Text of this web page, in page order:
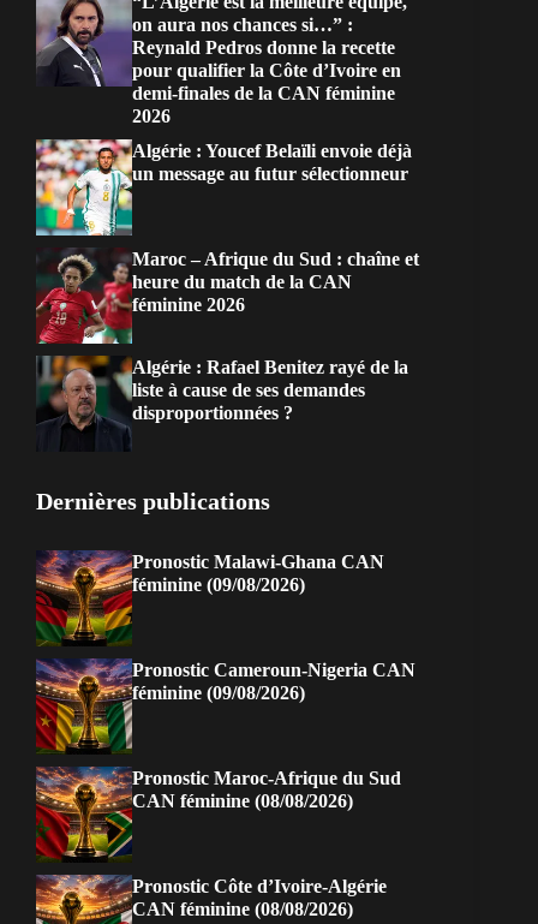
on aura nos chances si…” :
Reynald Pedros donne la recette
pour qualifier la Côte d’Ivoire en
demi-finales de la CAN féminine
2026
Algérie : Youcef Belaïli envoie déjà
un message au futur sélectionneur
Maroc – Afrique du Sud : chaîne et
heure du match de la CAN
féminine 2026
Algérie : Rafael Benitez rayé de la
liste à cause de ses demandes
disproportionnées ?
Dernières publications
Pronostic Malawi-Ghana CAN
féminine (09/08/2026)
Pronostic Cameroun-Nigeria CAN
féminine (09/08/2026)
Pronostic Maroc-Afrique du Sud
CAN féminine (08/08/2026)
Pronostic Côte d’Ivoire-Algérie
CAN féminine (08/08/2026)